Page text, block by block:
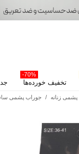
تخفیف خورده‌ها
70%-
زنانه / جوراب پشمی